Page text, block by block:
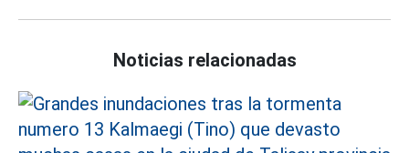
Noticias relacionadas